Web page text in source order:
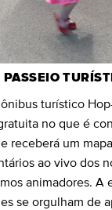
turístico
no que é
receberá um
ao vivo dos
animadores. A
se orgulham de